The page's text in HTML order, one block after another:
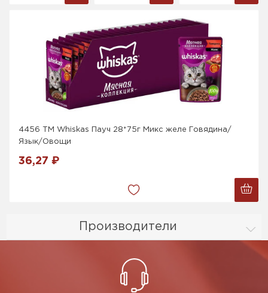
Производители
4456 ТМ Whiskas Пауч 28*75г Микс желе Говядина/
Язык/Овощи
36,27 ₽